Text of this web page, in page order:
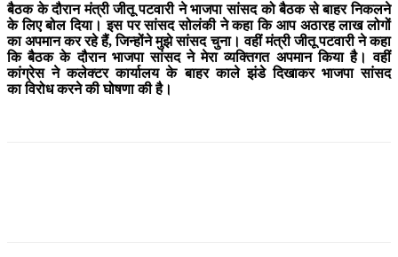
बैठक के दौरान मंत्री जीतू पटवारी ने भाजपा सांसद को बैठक से बाहर निकलने
के लिए बोल दिया। इस पर सांसद सोलंकी ने कहा कि आप अठारह लाख लोगों
का अपमान कर रहे हैं, जिन्होंने मुझे सांसद चुना। वहीं मंत्री जीतू पटवारी ने कहा
कि बैठक के दौरान भाजपा सांसद ने मेरा व्यक्तिगत अपमान किया है। वहीं
कांग्रेस ने कलेक्टर कार्यालय के बाहर काले झंडे दिखाकर भाजपा सांसद
का विरोध करने की घोषणा की है।